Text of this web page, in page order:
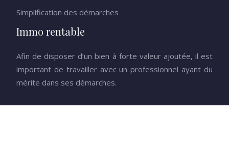
Simplification des démarches
Immo rentable
Afin de disposer d’un bien à forte valeur ajoutée, il est
important de travailler avec un professionnel ayant du
mérite dans ses démarches.